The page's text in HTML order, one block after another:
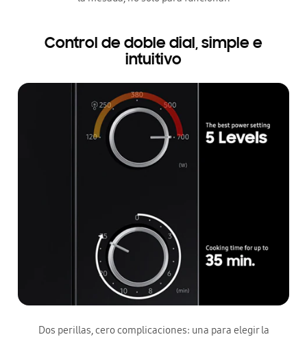
Control de doble dial, simple e
intuitivo
Dos perillas, cero complicaciones: una para elegir la